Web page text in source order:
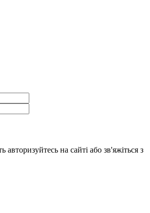
авторизуйтесь на сайті або зв'яжіться з